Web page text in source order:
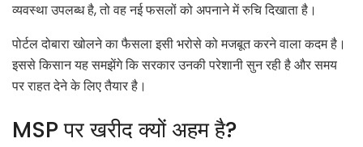
व्यवस्था उपलब्ध है, तो वह नई फसलों को अपनाने में रुचि दिखाता है।
पोर्टल दोबारा खोलने का फैसला इसी भरोसे को मजबूत करने वाला कदम है।
इससे किसान यह समझेंगे कि सरकार उनकी परेशानी सुन रही है और समय
पर राहत देने के लिए तैयार है।
MSP पर खरीद क्यों अहम है?